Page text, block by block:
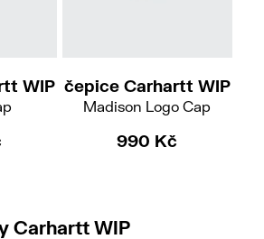
WIP čepice Carhartt WIP
Madison Logo Cap
990 Kč
Carhartt WIP